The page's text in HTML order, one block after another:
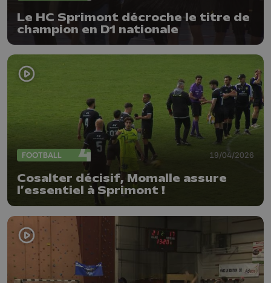
Le HC Sprimont décroche le titre de
champion en D1 nationale
FOOTBALL 19/04/2026
Cosalter décisif, Momalle assure
l’essentiel à Sprimont !